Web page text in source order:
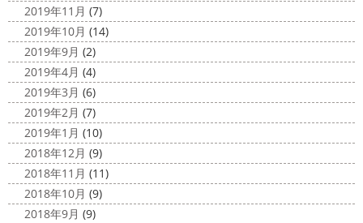
2019年11月 (7)
2019年10月 (14)
2019年9月 (2)
2019年4月 (4)
2019年3月 (6)
2019年2月 (7)
2019年1月 (10)
2018年12月 (9)
2018年11月 (11)
2018年10月 (9)
2018年9月 (9)